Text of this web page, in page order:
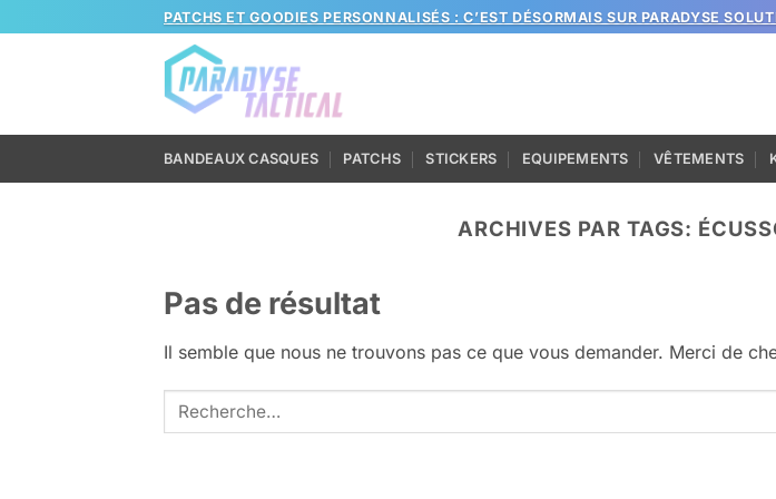
au
PATCHS ET GOODIES PERSONNALISÉS : C’EST DÉSORMAIS SUR PARADYSE
BANDEAUX CASQUES PATCHS STICKERS EQUIPEMENTS VÊTEMENTS
ARCHIVES PAR TAGS:
Pas de résultat
Il semble que nous ne trouvons pas ce que vous demander. Merci de